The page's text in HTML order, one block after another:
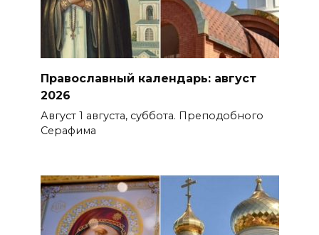
Православный календарь: август
2026
Август 1 августа, суббота. Преподобного
Серафима